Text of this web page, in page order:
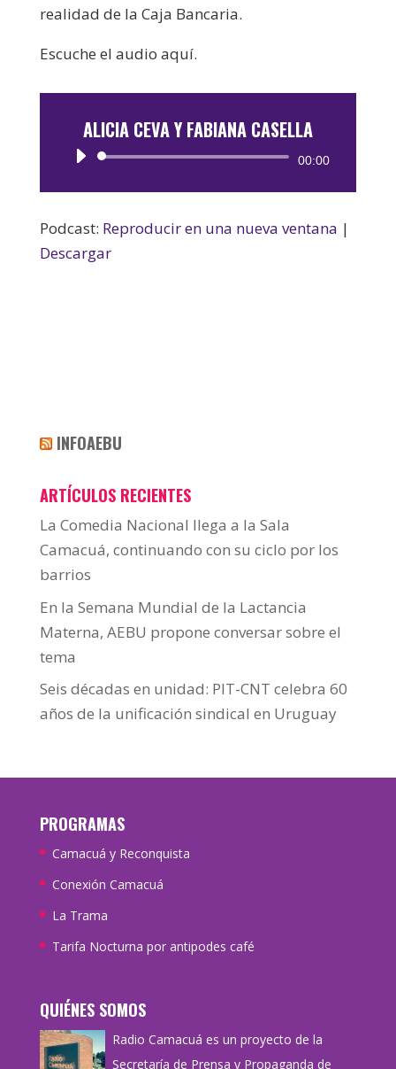
realidad de la Caja Bancaria.
Escuche el audio aquí.
ALICIA CEVA Y FABIANA CASELLA
Reproductor
00:00
Podcast: Reproducir en una nueva ventana |
Descargar
INFOAEBU
ARTÍCULOS RECIENTES
La Comedia Nacional llega a la Sala
Camacuá, continuando con su ciclo por los
barrios
En la Semana Mundial de la Lactancia
Materna, AEBU propone conversar sobre el
tema
Seis décadas en unidad: PIT-CNT celebra 60
años de la unificación sindical en Uruguay
PROGRAMAS
Camacuá y Reconquista
Conexión Camacuá
La Trama
Tarifa Nocturna por antipodes café
QUIÉNES SOMOS
Radio Camacuá es un proyecto de la
Secretaría de Prensa y Propaganda de